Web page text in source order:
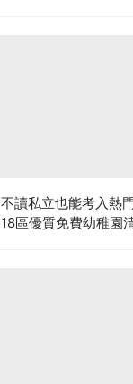
不讀私立也能考入熱
18區優質免費幼稚園